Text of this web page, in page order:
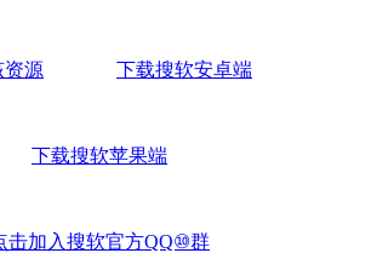
资源 下载搜软安卓端
下载搜软苹果端
击加入搜软官方QQ⑩群